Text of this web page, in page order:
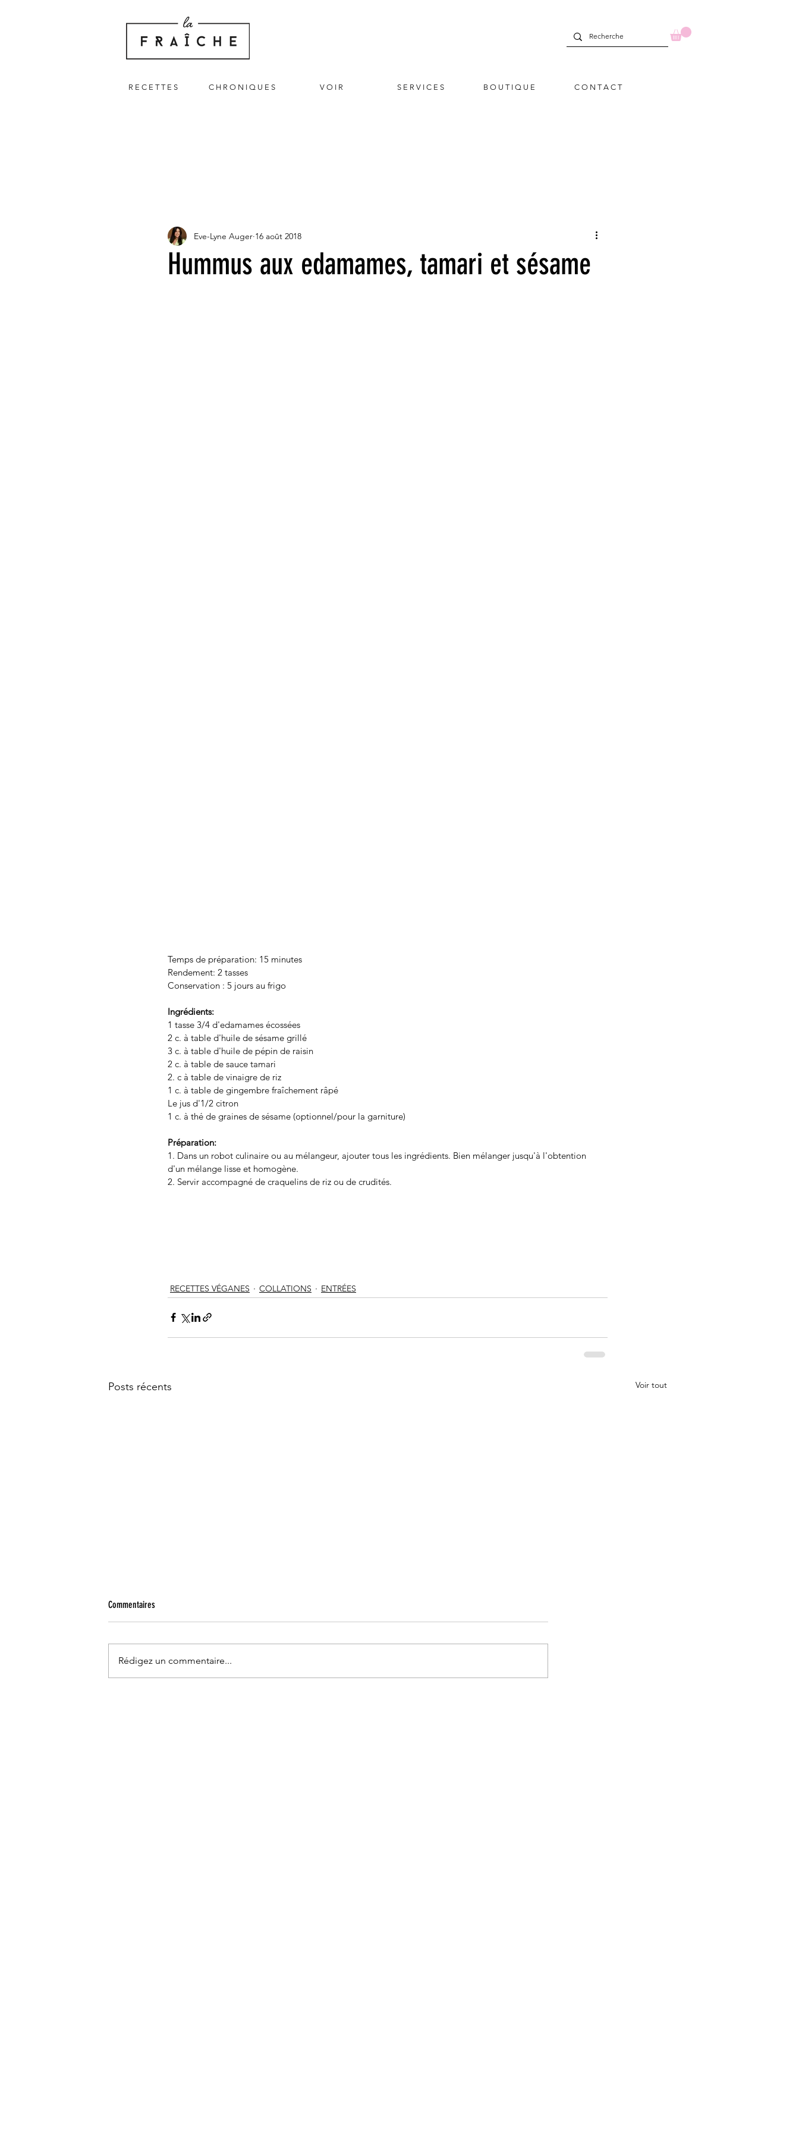
R E C E T T E S C H R O N I Q U E S V O I R S E R V I C E S B O U T I Q U E C O N T A C T
Hummus aux edamames, tamari et sésame
Eve-Lyne Auger 16 août 2018
Temps de préparation: 15 minutes
Rendement: 2 tasses
Conservation : 5 jours au frigo
Ingrédients:
1 tasse 3/4 d'edamames écossées
2 c. à table d'huile de sésame grillé
3 c. à table d'huile de pépin de raisin
2 c. à table de sauce tamari
2. c à table de vinaigre de riz
1 c. à table de gingembre fraîchement râpé
Le jus d'1/2 citron
1 c. à thé de graines de sésame (optionnel/pour la garniture)
Préparation:
1. Dans un robot culinaire ou au mélangeur, ajouter tous les ingrédients. Bien mélanger jusqu'à l'obtention
d'un mélange lisse et homogène.
2. Servir accompagné de craquelins de riz ou de crudités.
RECETTES VÉGANES COLLATIONS ENTRÉES
Posts récents Voir tout
Sangria rosée aux petits fruits
Commentaires
Rédigez un commentaire...